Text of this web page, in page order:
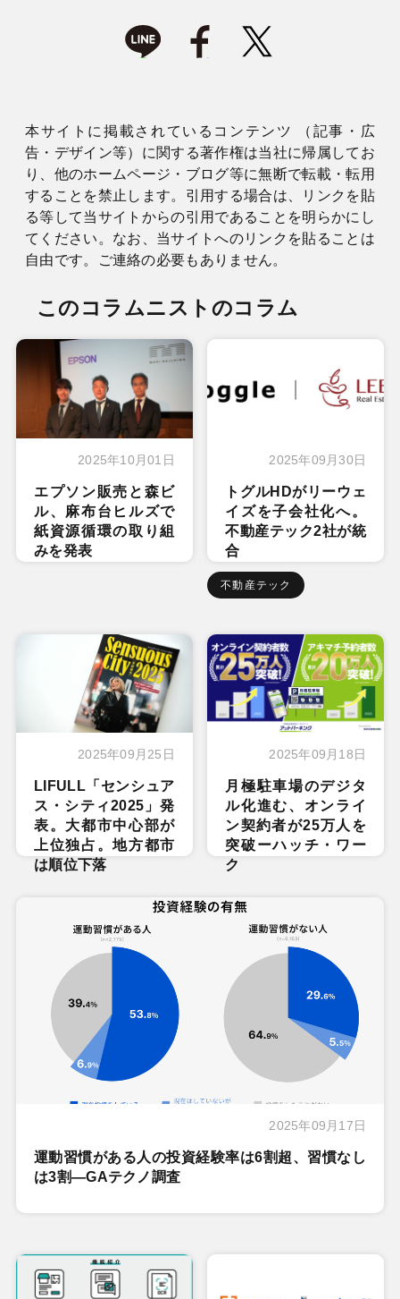
本サイトに掲載されているコンテンツ （記事・広
告・デザイン等）に関する著作権は当社に帰属してお
り、他のホームページ・ブログ等に無断で転載・転用
することを禁止します。引用する場合は、リンクを貼
る等して当サイトからの引用であることを明らかにし
てください。なお、当サイトへのリンクを貼ることは
自由です。ご連絡の必要もありません。
このコラムニストのコラム
2025年10月01日
エプソン販売と森ビ
ル、麻布台ヒルズで
紙資源循環の取り組
みを発表
2025年09月30日
トグルHDがリーウェ
イズを子会社化へ。
不動産テック2社が統
合
不動産テック
2025年09月25日
LIFULL「センシュア
ス・シティ2025」発
表。大都市中心部が
上位独占。地方都市
は順位下落
2025年09月18日
月極駐車場のデジタ
ル化進む、オンライ
ン契約者が25万人を
突破ーハッチ・ワー
ク
2025年09月17日
運動習慣がある人の投資経験率は6割超、習慣なし
は3割―GAテクノ調査